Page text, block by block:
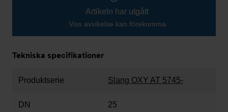
Artikeln har utgått
Viss avvikelse kan förekomma
Tekniska specifikationer
Produktserie Slang OXY AT 5745-
DN 25